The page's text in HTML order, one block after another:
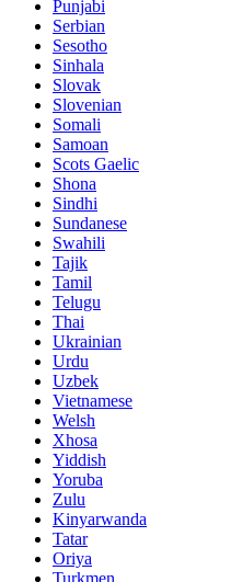
Punjabi
Serbian
Sesotho
Sinhala
Slovak
Slovenian
Somali
Samoan
Scots Gaelic
Shona
Sindhi
Sundanese
Swahili
Tajik
Tamil
Telugu
Thai
Ukrainian
Urdu
Uzbek
Vietnamese
Welsh
Xhosa
Yiddish
Yoruba
Zulu
Kinyarwanda
Tatar
Oriya